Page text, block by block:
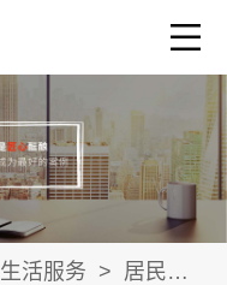
生活服务 > 居民服务